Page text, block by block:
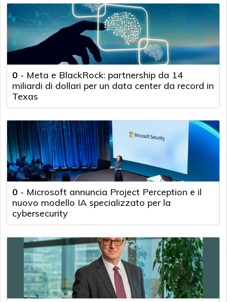
0 - Meta e BlackRock: partnership da 14
miliardi di dollari per un data center da record in
Texas
0 - Microsoft annuncia Project Perception e il
nuovo modello IA specializzato per la
cybersecurity